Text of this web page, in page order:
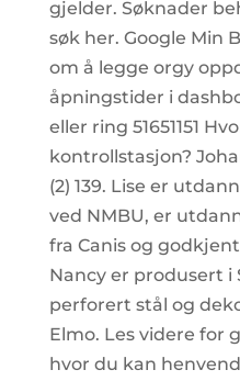
gjelder. Søknader
søk her. Google Min
om å legge orgy
åpningstider i
eller ring 51651151
kontrollstasjon?
(2) 139. Lise er
ved NMBU, er
fra Canis og
Nancy er produsert i
perforert stål og
Elmo. Les videre for
hvor du kan